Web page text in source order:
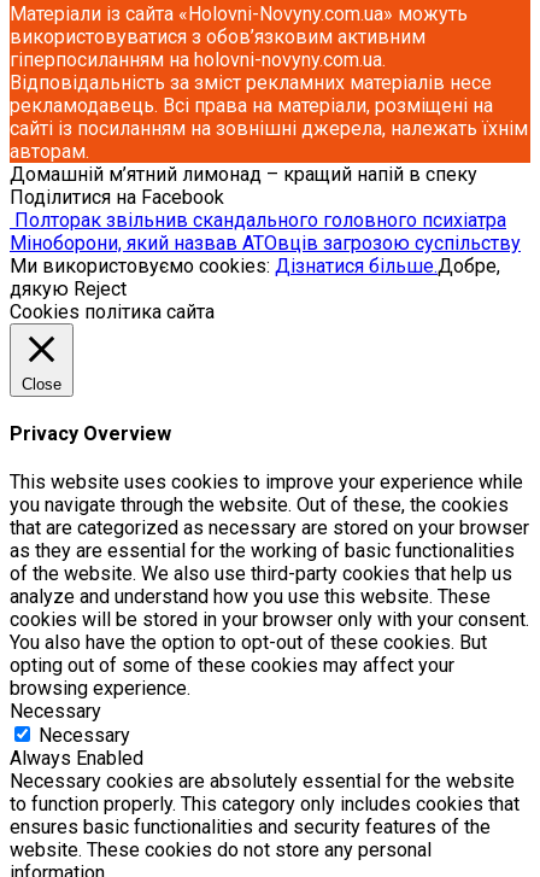
Матеріали із сайта «Holovni-Novyny.com.ua» можуть
використовуватися з обов’язковим активним
гіперпосиланням на holovni-novyny.com.ua.
Відповідальність за зміст рекламних матеріалів несе
рекламодавець. Всі права на матеріали, розміщені на
сайті із посиланням на зовнішні джерела, належать їхнім
авторам.
Домашній м’ятний лимонад – кращий напій в спеку
Поділитися на Facebook
Полторак звільнив скандального головного психіатра
Міноборони, який назвав АТОвців загрозою суспільству
Ми використовуємо cookies: Дізнатися більше.Добре,
дякую Reject
Cookies політика сайта
Close
Privacy Overview
This website uses cookies to improve your experience while
you navigate through the website. Out of these, the cookies
that are categorized as necessary are stored on your browser
as they are essential for the working of basic functionalities
of the website. We also use third-party cookies that help us
analyze and understand how you use this website. These
cookies will be stored in your browser only with your consent.
You also have the option to opt-out of these cookies. But
opting out of some of these cookies may affect your
browsing experience.
Necessary
Necessary
Always Enabled
Necessary cookies are absolutely essential for the website
to function properly. This category only includes cookies that
ensures basic functionalities and security features of the
website. These cookies do not store any personal